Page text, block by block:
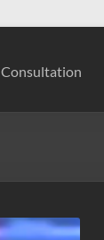
Consultation